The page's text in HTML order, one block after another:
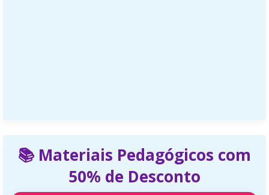
📚 Materiais Pedagógicos com
50% de Desconto